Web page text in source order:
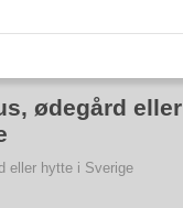
ødegård eller
eller hytte i Sverige